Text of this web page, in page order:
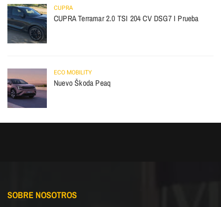
CUPRA
CUPRA Terramar 2.0 TSI 204 CV DSG7 I Prueba
ECO MOBILITY
Nuevo Škoda Peaq
SOBRE NOSOTROS